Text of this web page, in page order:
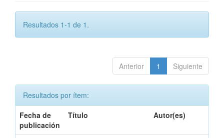
Resultados 1-1 de 1.
Anterior 1 Siguiente
Resultados por ítem:
Fecha de
publicación
Título Autor(es)